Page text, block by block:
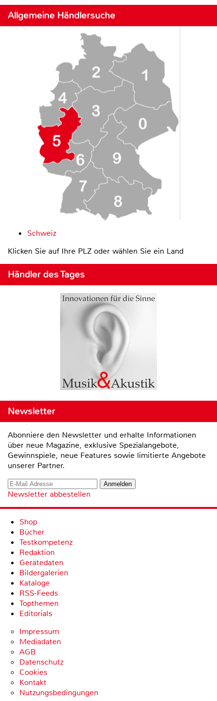
Allgemeine Händlersuche
Schweiz
Klicken Sie auf Ihre PLZ oder wählen Sie ein Land
Händler des Tages
Newsletter
Abonniere den Newsletter und erhalte Informationen
über neue Magazine, exklusive Spezialangebote,
Gewinnspiele, neue Features sowie limitierte Angebote
unserer Partner.
Newsletter abbestellen
Shop
Bücher
Testkompetenz
Redaktion
Gerätedaten
Bildergalerien
Kataloge
RSS-Feeds
Topthemen
Editorials
Impressum
Mediadaten
AGB
Datenschutz
Cookies
Kontakt
Nutzungsbedingungen